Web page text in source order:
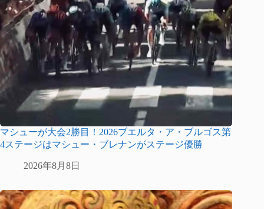
マシューが大会2勝目！2026ブエルタ・ア・ブルゴス第
4ステージはマシュー・ブレナンがステージ優勝
2026年8月8日